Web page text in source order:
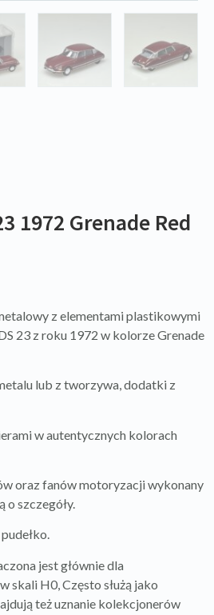
1972 Grenade Red
z elementami plastikowymi
23 z roku 1972 w kolorze Grenade
lub z tworzywa, dodatki z
w autentycznych kolorach
oraz fanów motoryzacji wykonany
o szczegóły.
jest głównie dla
skali H0, Często służą jako
też uznanie kolekcjonerów